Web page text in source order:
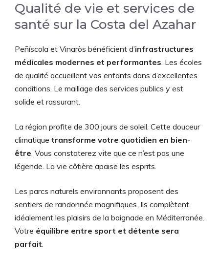
Qualité de vie et services de
santé sur la Costa del Azahar
Peñíscola et Vinaròs bénéficient d’infrastructures
médicales modernes et performantes. Les écoles
de qualité accueillent vos enfants dans d’excellentes
conditions. Le maillage des services publics y est
solide et rassurant.
La région profite de 300 jours de soleil. Cette douceur
climatique transforme votre quotidien en bien-
être. Vous constaterez vite que ce n’est pas une
légende. La vie côtière apaise les esprits.
Les parcs naturels environnants proposent des
sentiers de randonnée magnifiques. Ils complètent
idéalement les plaisirs de la baignade en Méditerranée.
Votre équilibre entre sport et détente sera
parfait.